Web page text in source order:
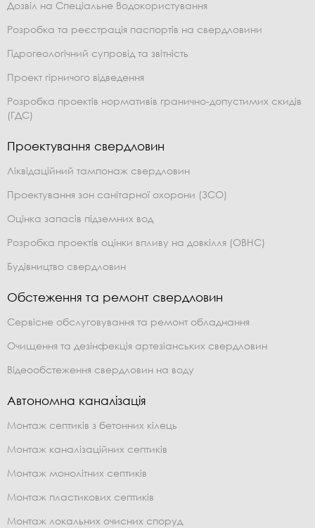
Дозвіл на Спеціальне Водокористування
Розробка та реєстрація паспортів на свердловини
Гідрогеологічний супровід та звітність
Проект гірничого відведення
Розробка проектів нормативів гранично-допустимих скидів
(ГДС)
Проектування свердловин
Ліквідаційний тампонаж свердловин
Проектування зон санітарної охорони (ЗСО)
Оцінка запасів підземних вод
Розробка проектів оцінки впливу на довкілля (ОВНС)
Будівництво свердловин
Обстеження та ремонт свердловин
Сервісне обслуговування та ремонт обладнання
Очищення та дезінфекція артезіанських свердловин
Відеообстеження свердловин на воду
Автономна каналізація
Монтаж септиків з бетонних кілець
Монтаж каналізаційних септиків
Монтаж монолітних септиків
Монтаж пластикових септиків
Монтаж локальних очисних споруд